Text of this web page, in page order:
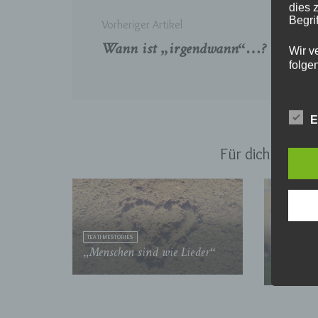
Vorheriger Artikel
Wann ist „irgendwann“…?
Für dich
TEATIMESTORIES
„Menschen sind wie Lieder“
dies
Wir
zu